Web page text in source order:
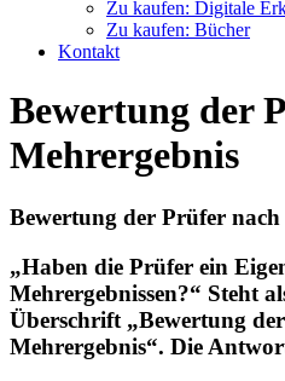
Zu kaufen: Digitale
Zu kaufen: Bücher
Kontakt
Bewertung der
Mehrergebnis
Bewertung der Prüfer
„Haben die Prüfer ein
Mehrergebnissen?“ Steht
Überschrift „Bewertung
Mehrergebnis“. Die